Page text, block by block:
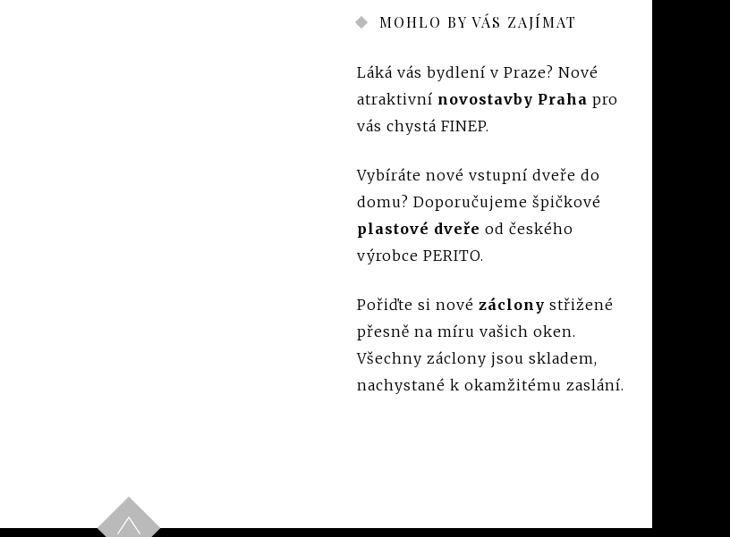
MOHLO BY VÁS ZAJÍMAT
Láká vás bydlení v Praze? Nové
atraktivní novostavby Praha pro
vás chystá FINEP.
Vybíráte nové vstupní dveře do
domu? Doporučujeme špičkové
plastové dveře od českého
výrobce PERITO.
Pořiďte si nové záclony střižené
přesně na míru vašich oken.
Všechny záclony jsou skladem,
nachystané k okamžitému zaslání.